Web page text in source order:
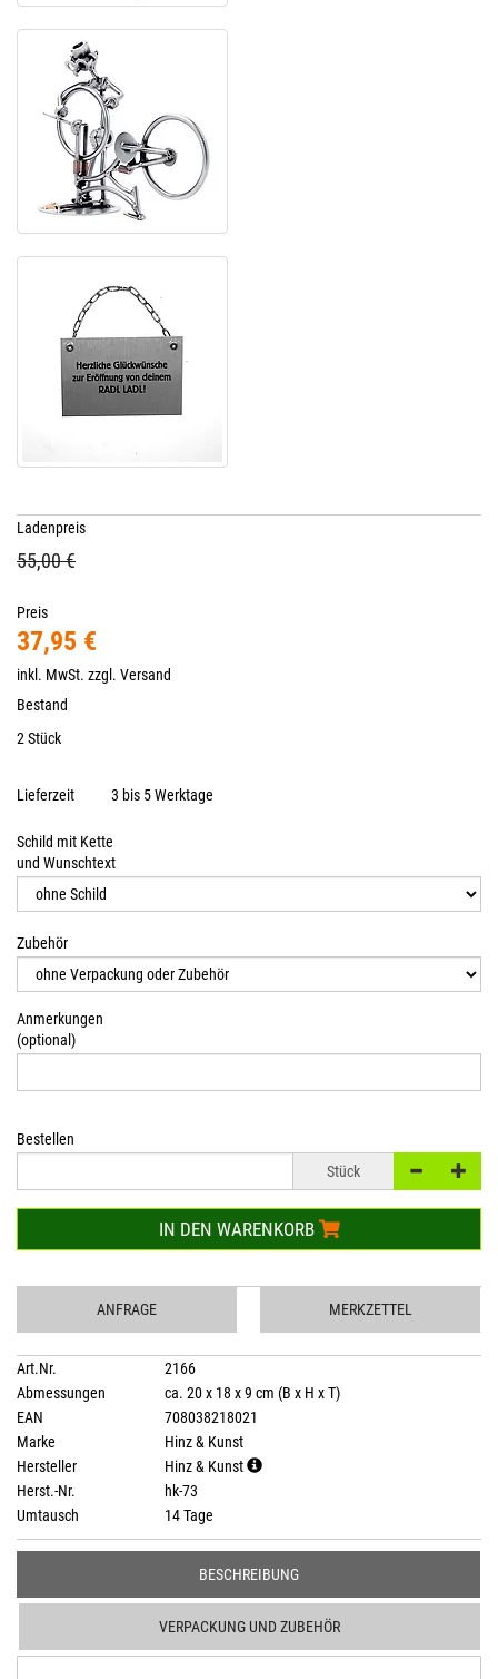
Ladenpreis
55,00 €
Preis
37,95 €
inkl. MwSt. zzgl. Versand
Bestand
2 Stück
Lieferzeit 3 bis 5 Werktage
Schild mit Kette
und Wunschtext
Zubehör
Anmerkungen
(optional)
Bestellen
Stück
IN DEN WARENKORB
ANFRAGE MERKZETTEL
Art.Nr.
2166
Abmessungen
ca. 20 x 18 x 9 cm (B x H x T)
EAN
708038218021
Marke
Hinz & Kunst
Hersteller
Hinz & Kunst
Herst.-Nr.
hk-73
Umtausch
14 Tage
BESCHREIBUNG
VERPACKUNG UND ZUBEHÖR